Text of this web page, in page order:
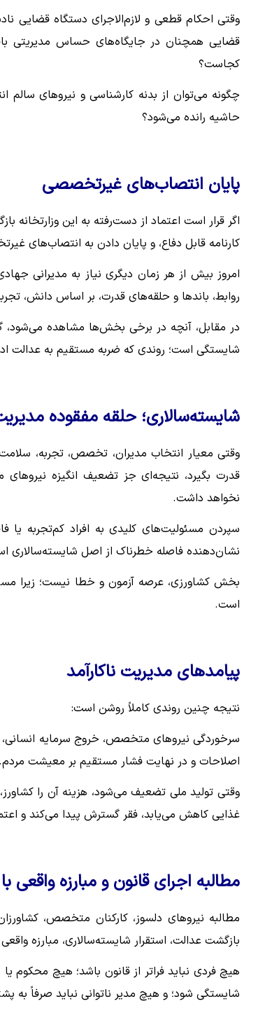
وقتی احکام قطعی و لازم‌الاجرای دستگاه قضایی
قضایی همچنان در جایگاه‌های حساس مدیریتی
کجاست؟
چگونه می‌توان از بدنه کارشناسی و نیروهای سالم
حاشیه رانده می‌شود؟
پایان انتصاب‌های غیرتخصصی
اگر قرار است اعتماد از دست‌رفته به این وزارتخانه
کارنامه قابل دفاع، و پایان دادن به انتصاب‌های
امروز بیش از هر زمان دیگری نیاز به مدیرانی
روابط، باندها و حلقه‌های قدرت، بر اساس دانش،
در مقابل، آنچه در برخی بخش‌ها مشاهده می‌شود،
شایستگی است؛ روندی که ضربه مستقیم به عدالت
شایسته‌سالاری؛ حلقه مفقوده
وقتی معیار انتخاب مدیران، تخصص، تجربه،
قدرت بگیرد، نتیجه‌ای جز تضعیف انگیزه
نخواهد داشت.
سپردن مسئولیت‌های کلیدی به افراد کم‌تجربه یا
نشان‌دهنده فاصله خطرناک از اصل شایسته‌سالاری
بخش کشاورزی، عرصه آزمون و خطا نیست؛ زیرا
است.
پیامدهای مدیریت ناکارآمد
نتیجه چنین روندی کاملاً روشن است:
سرخوردگی نیروهای متخصص، خروج سرمایه انسانی،
اصلاحات و در نهایت فشار مستقیم بر معیشت مردم.
وقتی تولید ملی تضعیف می‌شود، هزینه آن را
غذایی کاهش می‌یابد، فقر گسترش پیدا می‌کند و
مطالبه اجرای قانون و مبارزه واقعی
مطالبه نیروهای دلسوز، کارکنان متخصص،
بازگشت عدالت، استقرار شایسته‌سالاری، مبارزه
هیچ فردی نباید فراتر از قانون باشد؛ هیچ محکوم
شایستگی شود؛ و هیچ مدیر ناتوانی نباید صرفاً به